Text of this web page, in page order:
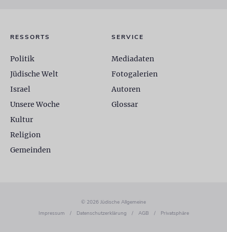
RESSORTS
Politik
Jüdische Welt
Israel
Unsere Woche
Kultur
Religion
Gemeinden
SERVICE
Mediadaten
Fotogalerien
Autoren
Glossar
© 2026 Jüdische Allgemeine
Impressum
/ Datenschutzerklärung / AGB / Privatsphäre